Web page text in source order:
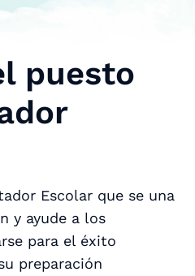
puesto
Escolar que se una
y ayude a los
para el éxito
preparación